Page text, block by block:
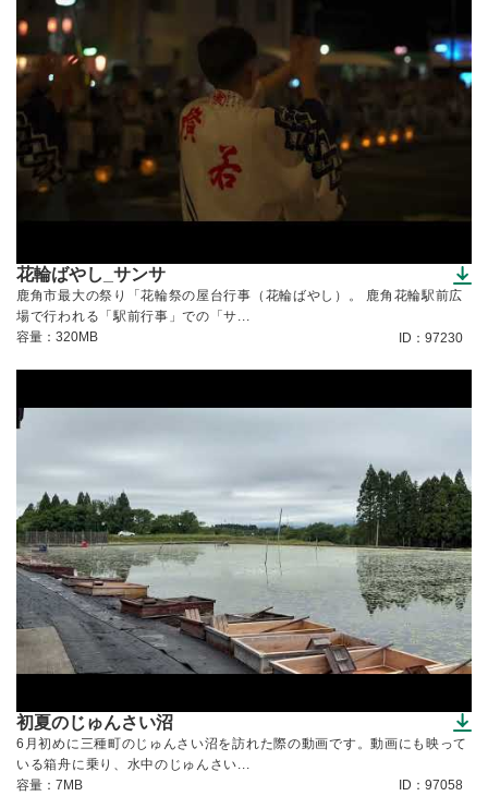
花輪ばやし_サンサ
（ダウンロードできます）
鹿角市最大の祭り「花輪祭の屋台行事（花輪ばやし）。 鹿角花輪駅前広
場で行われる「駅前行事」での「サ...
容量：320MB
ID：97230
初夏のじゅんさい沼
（ダウンロードできます）
6月初めに三種町のじゅんさい沼を訪れた際の動画です。動画にも映って
いる箱舟に乗り、水中のじゅんさい...
容量：7MB
ID：97058